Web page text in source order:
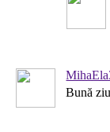
Bună